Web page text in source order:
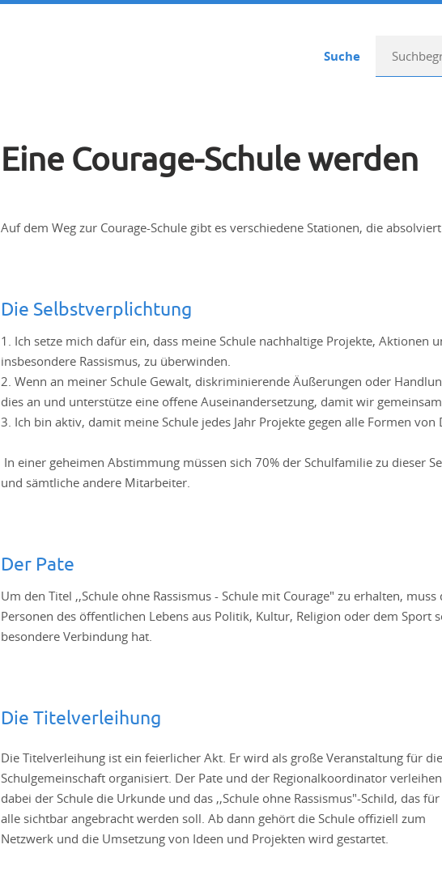
Suche
Eine Courage-Schule werden
Auf dem Weg zur Courage-Schule gibt es verschiedene Stationen, die
Die Selbstverplichtung
1. Ich setze mich dafür ein, dass meine Schule nachhaltige Projekte,
insbesondere Rassismus, zu überwinden.
2. Wenn an meiner Schule Gewalt, diskriminierende Äußerungen oder
dies an und unterstütze eine offene Auseinandersetzung, damit wir
3. Ich bin aktiv, damit meine Schule jedes Jahr Projekte gegen alle Formen
In einer geheimen Abstimmung müssen sich 70% der Schulfamilie zu dieser
und sämtliche andere Mitarbeiter.
Der Pate
Um den Titel ,,Schule ohne Rassismus - Schule mit Courage" zu erhalten,
Personen des öffentlichen Lebens aus Politik, Kultur, Religion oder dem
besondere Verbindung hat.
Die Titelverleihung
Die Titelverleihung ist ein feierlicher Akt. Er wird als große Veranstaltung für die
Schulgemeinschaft organisiert. Der Pate und der Regionalkoordinator verleihen
dabei der Schule die Urkunde und das ,,Schule ohne Rassismus"-Schild, das für
alle sichtbar angebracht werden soll. Ab dann gehört die Schule offiziell zum
Netzwerk und die Umsetzung von Ideen und Projekten wird gestartet.